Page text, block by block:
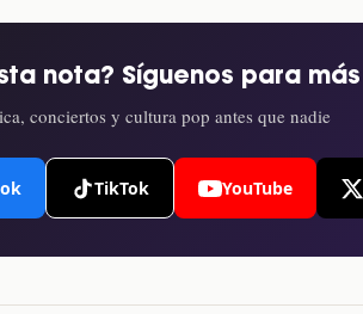
nota? Síguenos para más
conciertos y cultura pop antes que nadie
TikTok YouTube